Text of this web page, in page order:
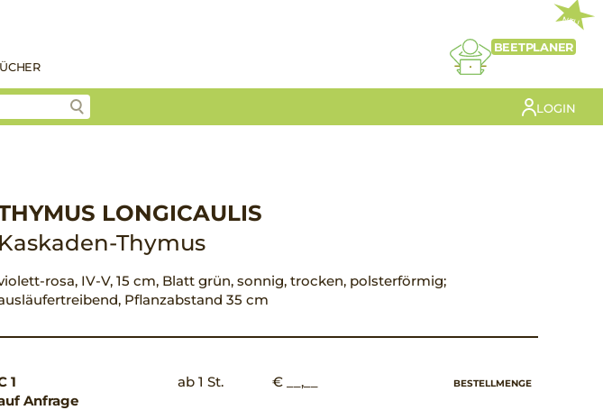
NEU
BEETPLANER
LOGIN
LONGICAULIS
Kaskaden-Thymus
rosa, IV-V, 15 cm, Blatt grün, sonnig, trocken, polsterförmig;
Pflanzabstand 35 cm
1
Anfrage
ab 1 St. € __,__ BESTELLMENGE